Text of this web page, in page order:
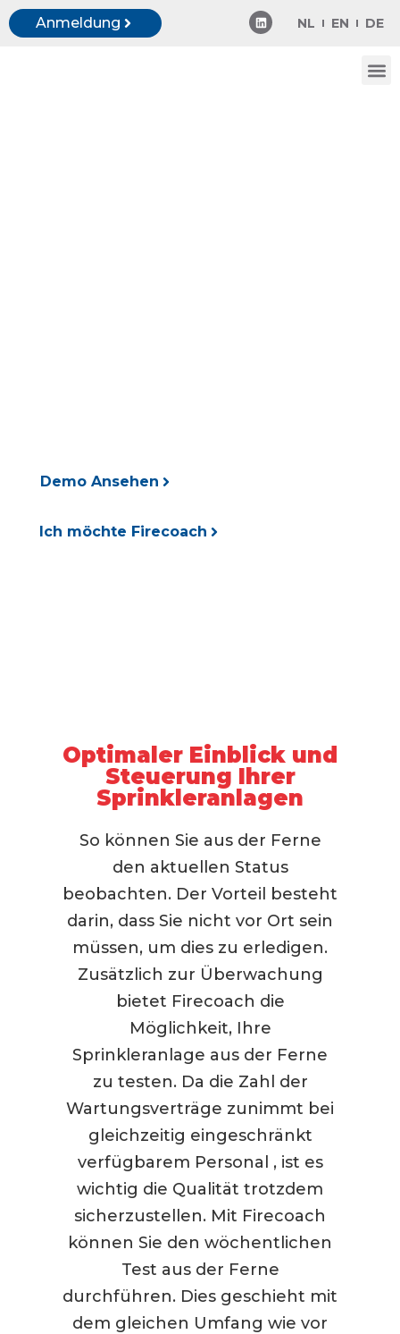
Anmeldung NL EN DE
Demo Ansehen
Ich möchte Firecoach
Optimaler Einblick und
Steuerung Ihrer
Sprinkleranlagen
So können Sie aus der Ferne
den aktuellen Status
beobachten. Der Vorteil besteht
darin, dass Sie nicht vor Ort sein
müssen, um dies zu erledigen.
Zusätzlich zur Überwachung
bietet Firecoach die
Möglichkeit, Ihre
Sprinkleranlage aus der Ferne
zu testen. Da die Zahl der
Wartungsverträge zunimmt bei
gleichzeitig eingeschränkt
verfügbarem Personal , ist es
wichtig die Qualität trotzdem
sicherzustellen. Mit Firecoach
können Sie den wöchentlichen
Test aus der Ferne
durchführen. Dies geschieht mit
dem gleichen Umfang wie vor